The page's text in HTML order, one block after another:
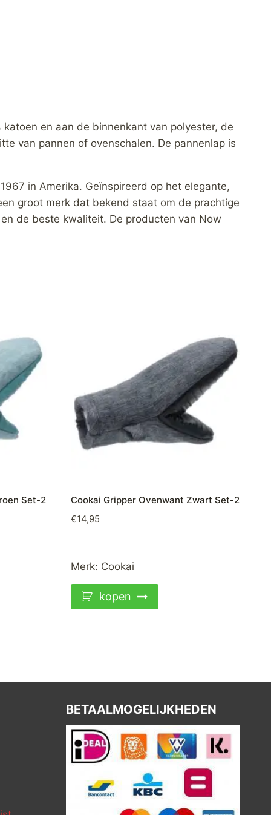
en aan de binnenkant van polyester, de
van pannen of ovenschalen. De pannenlap is
in Amerika. Geïnspireerd op het elegante,
groot merk dat bekend staat om de prachtige
de beste kwaliteit. De producten van Now
Set-2
Cookai Gripper Ovenwant Zwart Set-2
€14,95
Merk: Cookai
kopen
BETAALMOGELIJKHEDEN